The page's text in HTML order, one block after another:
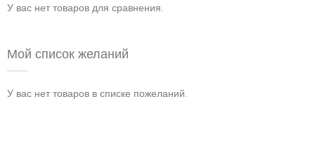
У вас нет товаров для сравнения.
Мой список желаний
У вас нет товаров в списке пожеланий.